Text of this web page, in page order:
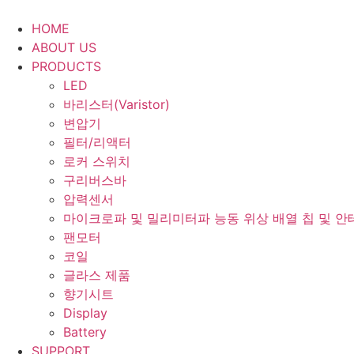
content
HOME
ABOUT US
PRODUCTS
LED
바리스터(Varistor)
변압기
필터/리액터
로커 스위치
구리버스바
압력센서
마이크로파 및 밀리미터파 능동 위상 배열 칩 및 안
팬모터
코일
글라스 제품
향기시트
Display
Battery
SUPPORT